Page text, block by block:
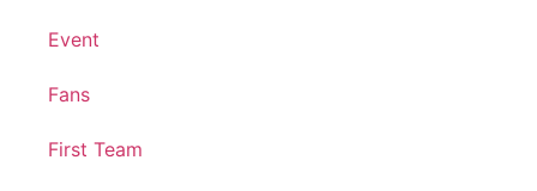
Event
Fans
First Team